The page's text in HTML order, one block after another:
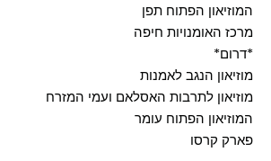
המוזיאון הפתוח תפן
מרכז האומנויות חיפה
*דרום*
מוזיאון הנגב לאמנות
מוזיאון לתרבות האסלאם ועמי המזרח
המוזיאון הפתוח עומר
פארק קרסו